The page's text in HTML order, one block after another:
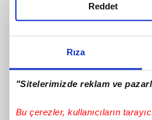
Rıza
"Sitelerimizde reklam ve
Bu çerezler, kullanıcıların
Reddet